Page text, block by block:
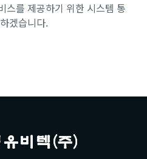
스를 제공하기 위한 시스템 통
겠습니다.